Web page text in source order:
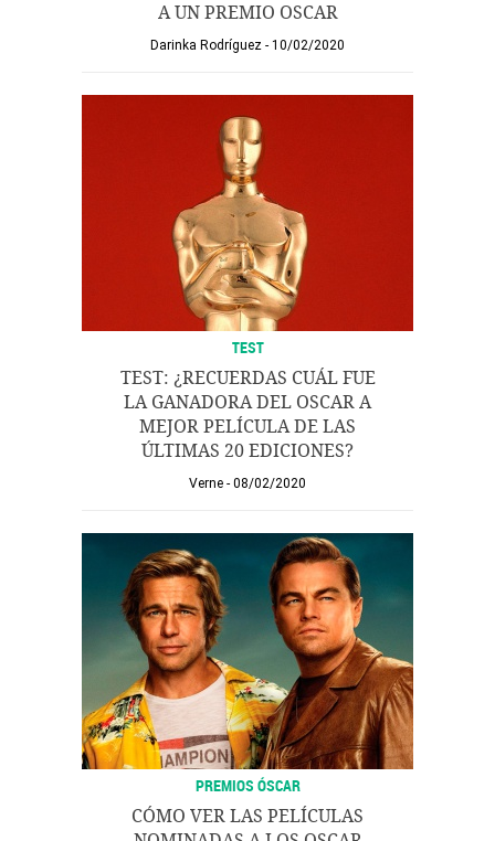
A UN PREMIO OSCAR
Darinka Rodríguez 10/02/2020
TEST
TEST: ¿RECUERDAS CUÁL FUE
LA GANADORA DEL OSCAR A
MEJOR PELÍCULA DE LAS
ÚLTIMAS 20 EDICIONES?
Verne 08/02/2020
PREMIOS ÓSCAR
CÓMO VER LAS PELÍCULAS